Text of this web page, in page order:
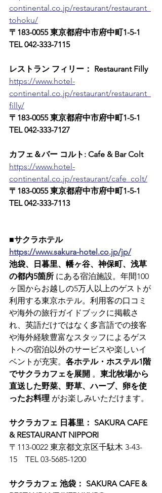
continental.co.jp/restaurant/restaurant_
tohoku/
〒183-0055 東京都府中市府中町1-5-1
TEL 042-333-7115
レストラン フィリー： Restaurant Filly
https://www.hotel-
continental.co.jp/restaurant/restaurant_
filly/
〒183-0055 東京都府中市府中町1-5-1
TEL 042-333-7127
カフェ＆バー コルト: Cafe & Bar Colt
https://www.hotel-
continental.co.jp/restaurant/cafe_colt/
〒183-0055 東京都府中市府中町1-5-1
TEL 042-333-7113
■サクラホテル
https://www.sakura-hotel.co.jp/jp/
池袋、日暮里、幡ヶ谷、神保町、浅草
の都内5箇所 にある宿泊施設。年間100
ヶ国からお越しの5万人以上のゲストが
利用する東京ホテル。利用客の口コミ
や海外の旅行ガイドブックに掲載さ
れ、英語だけではなく多言語での接客
や海外経験豊富なスタッフによるゲス
トへの宿泊以外のサービスや楽しいイ
ベントが充実。 各ホテル・ホステル1階
でサクラカフェを展開 。 東北牧場から
直送した野菜、野草、ハーブ、卵を使
ったお料理 がお楽しみいただけます。
サクラカフェ 日暮里： SAKURA CAFE
& RESTAURANT NIPPORI
〒113-0022 東京都文京区千駄木 3-43-
15　TEL 03-5685-1200
サクラカフェ 池袋： SAKURA CAFE &